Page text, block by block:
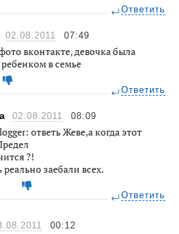
Ответить
02.08.2011 07:49
вконтакте, девочка была
в семье
Ответить
02.08.2011 08:09
ответь Жеве,а когда этот
?!
реально заебали всех.
Ответить
00:12